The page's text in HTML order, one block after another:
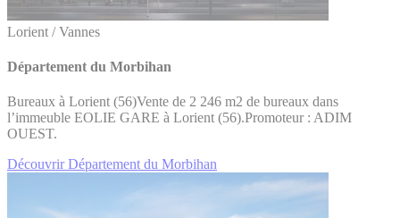
Lorient / Vannes
Département du Morbihan
Bureaux à Lorient (56)Vente de 2 246 m2 de bureaux dans
l’immeuble EOLIE GARE à Lorient (56).Promoteur : ADIM
OUEST.
Découvrir Département du Morbihan